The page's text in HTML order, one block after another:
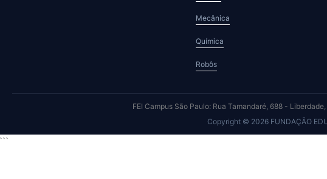
Mecânica
Química
Robôs
FEI Campus São Paulo: Rua Tamandaré, 688 -
Copyright © 2026 FUNDAÇÃO
```